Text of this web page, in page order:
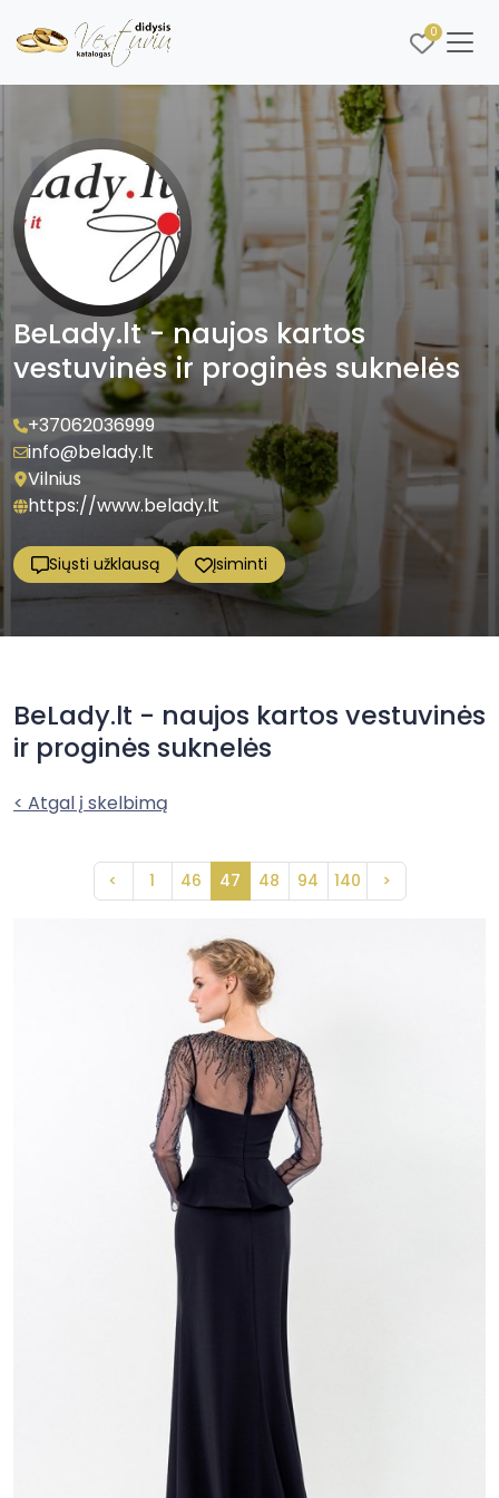
0
BeLady.lt - naujos kartos
vestuvinės ir proginės suknelės
+37062036999
info@belady.lt
Vilnius
https://www.belady.lt
Siųsti užklausą Įsiminti
BeLady.lt - naujos kartos vestuvinės
ir proginės suknelės
< Atgal į skelbimą
< 1 46 47 48 94 140 >